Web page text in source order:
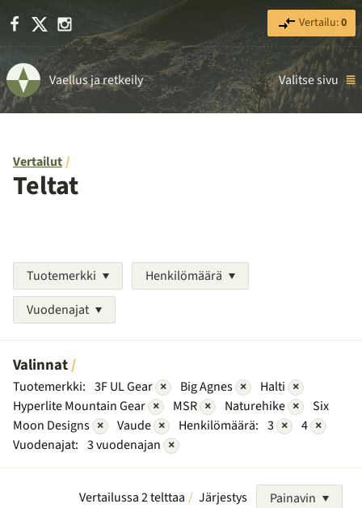
Facebook Instagram Vertailu:0
Vaellus ja retkeily Valitse sivu
Vertailut
Teltat
Tuotemerkki
Henkilömäärä
Vuodenajat
Valinnat
Tuotemerkki: 3F UL Gear × Big Agnes × Halti ×
Hyperlite Mountain Gear × MSR × Naturehike ×
Six
Moon Designs × Vaude × Henkilömäärä: 3 × 4 ×
Vuodenajat: 3 vuodenajan ×
Vertailussa 2 telttaa Järjestys Painavin